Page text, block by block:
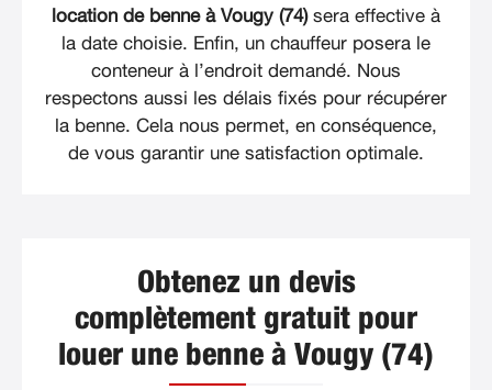
location de benne à Vougy (74)sera effective à
la date choisie. Enfin, un chauffeur posera le
conteneur à l’endroit demandé. Nous
respectons aussi les délais fixés pour récupérer
la benne. Cela nous permet, en conséquence,
de vous garantir une satisfaction optimale.
Obtenez un devis
complètement gratuit pour
louer une benne à Vougy (74)